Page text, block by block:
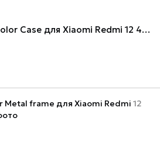
Чохол WAVE Matte Color Case для Xiaomi Redmi 12 4G Pink Sand